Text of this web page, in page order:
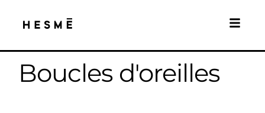
Boucles d'oreilles